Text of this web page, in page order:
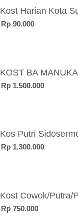
Rp 90.000
KOST BA
Rp 1.500.000
Kos Putri
Rp 1.300.000
Rp 750.000